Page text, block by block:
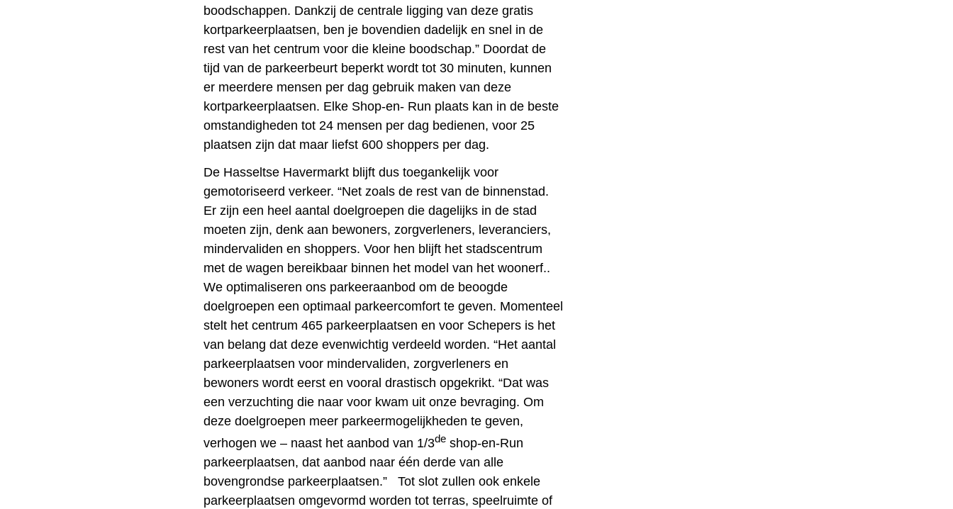
boodschappen. Dankzij de centrale ligging van deze gratis
kortparkeerplaatsen, ben je bovendien dadelijk en snel in de
rest van het centrum voor die kleine boodschap.” Doordat de
tijd van de parkeerbeurt beperkt wordt tot 30 minuten, kunnen
er meerdere mensen per dag gebruik maken van deze
kortparkeerplaatsen. Elke Shop-en- Run plaats kan in de beste
omstandigheden tot 24 mensen per dag bedienen, voor 25
plaatsen zijn dat maar liefst 600 shoppers per dag.
De Hasseltse Havermarkt blijft dus toegankelijk voor
gemotoriseerd verkeer. “Net zoals de rest van de binnenstad.
Er zijn een heel aantal doelgroepen die dagelijks in de stad
moeten zijn, denk aan bewoners, zorgverleners, leveranciers,
mindervaliden en shoppers. Voor hen blijft het stadscentrum
met de wagen bereikbaar binnen het model van het woonerf..
We optimaliseren ons parkeeraanbod om de beoogde
doelgroepen een optimaal parkeercomfort te geven. Momenteel
stelt het centrum 465 parkeerplaatsen en voor Schepers is het
van belang dat deze evenwichtig verdeeld worden. “Het aantal
parkeerplaatsen voor mindervaliden, zorgverleners en
bewoners wordt eerst en vooral drastisch opgekrikt. “Dat was
een verzuchting die naar voor kwam uit onze bevraging. Om
deze doelgroepen meer parkeermogelijkheden te geven,
verhogen we – naast het aanbod van 1/3de shop-en-Run
parkeerplaatsen, dat aanbod naar één derde van alle
bovengrondse parkeerplaatsen.” Tot slot zullen ook enkele
parkeerplaatsen omgevormd worden tot terras, speelruimte of